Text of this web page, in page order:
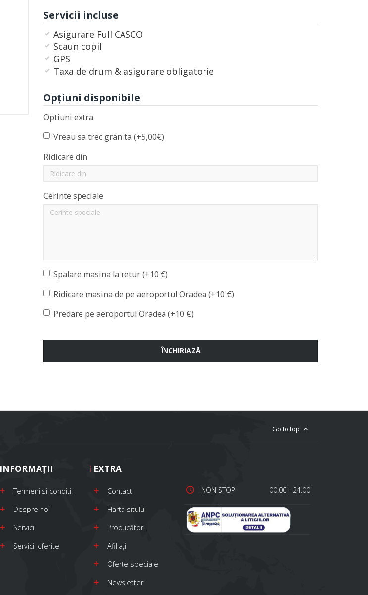
Servicii incluse
Asigurare Full CASCO
Scaun copil
GPS
Taxa de drum & asigurare obligatorie
Opţiuni disponibile
Optiuni extra
Vreau sa trec granita (+5,00€)
Ridicare din
Cerinte speciale
Spalare masina la retur (+10 €)
Ridicare masina de pe aeroportul Oradea (+10 €)
Predare pe aeroportul Oradea (+10 €)
ÎNCHIRIAZĂ
Go to top
INFORMAŢII
Termeni si conditii
Despre noi
Servicii
Servicii oferite
EXTRA
Contact
Harta sitului
Producători
Afiliaţi
Oferte speciale
Newsletter
NON STOP 00.00 - 24.00